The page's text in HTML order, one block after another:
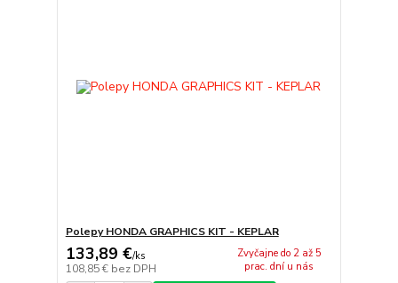
Polepy HONDA GRAPHICS KIT - KEPLAR
133,89 €/ks
108,85 € bez DPH
Zvyčajne do 2 až 5
prac. dní u nás